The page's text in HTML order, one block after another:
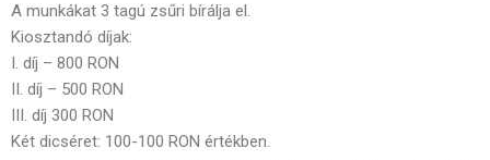
A munkákat 3 tagú zsűri bírálja el.
Kiosztandó díjak:
I. díj – 800 RON
II. díj – 500 RON
III. díj 300 RON
Két dicséret: 100-100 RON értékben.